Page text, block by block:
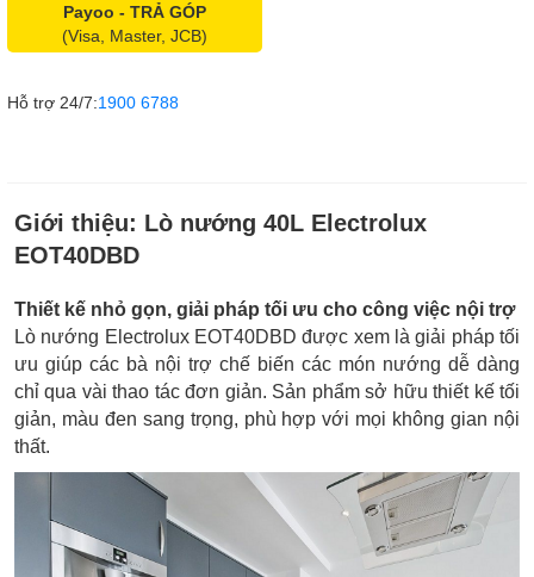
Payoo - TRẢ GÓP
(Visa, Master, JCB)
Hỗ trợ 24/7:1900 6788
Giới thiệu: Lò nướng 40L Electrolux
EOT40DBD
Thiết kế nhỏ gọn, giải pháp tối ưu cho công việc nội trợ
Lò nướng Electrolux EOT40DBD được xem là giải pháp tối
ưu giúp các bà nội trợ chế biến các món nướng dễ dàng
chỉ qua vài thao tác đơn giản. Sản phẩm sở hữu thiết kế tối
giản, màu đen sang trọng, phù hợp với mọi không gian nội
thất.